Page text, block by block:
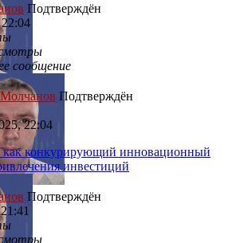
Подтверждён
сообщение
Подтверждён
22:04
как конкурирующий инновационный
инвестиций
Подтверждён